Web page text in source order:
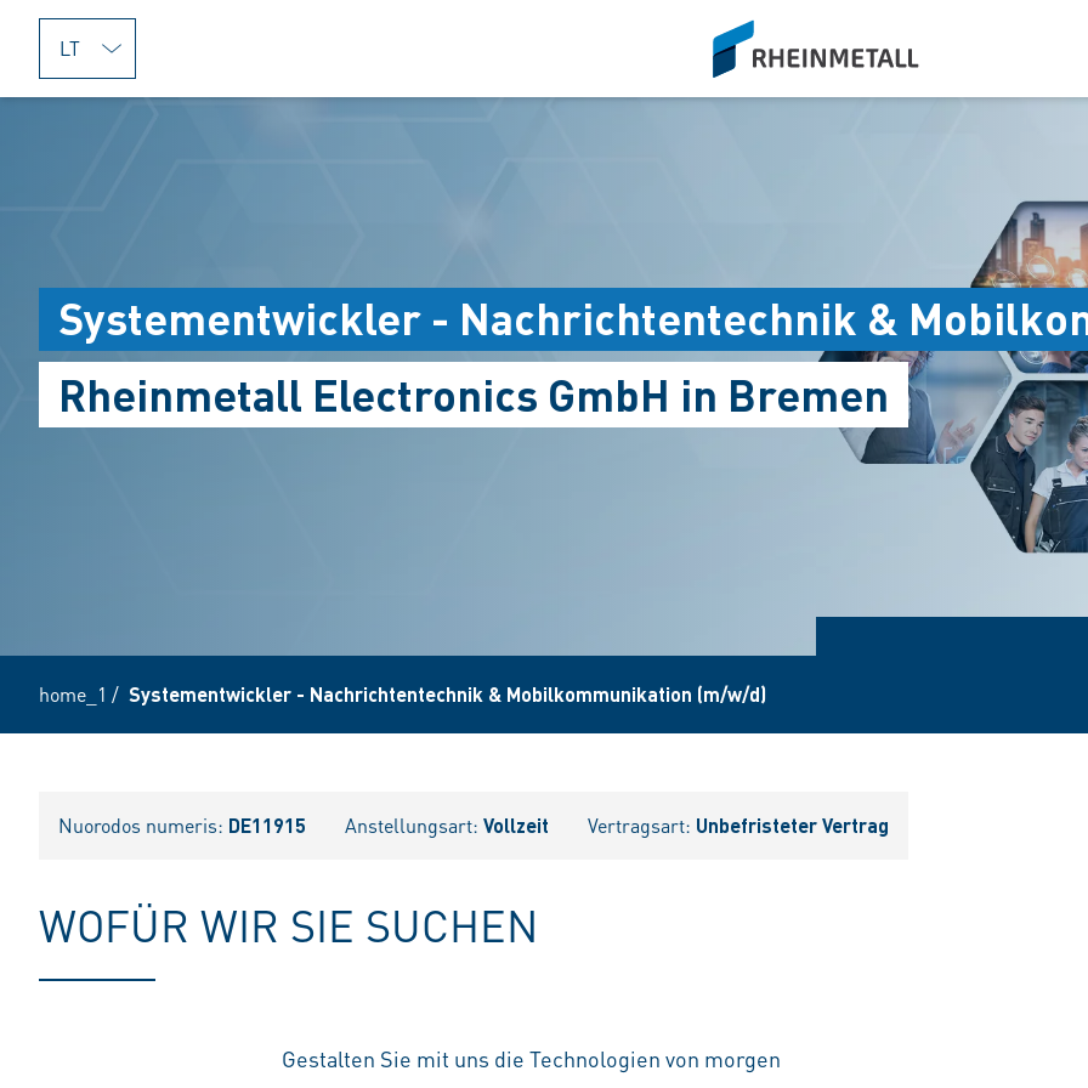
jumpToMain
siteLogo
Systementwickler - Nachrichtentechnik &
Rheinmetall Electronics GmbH in Bremen
home_1 / Systementwickler - Nachrichtentechnik & Mobilkommunikation (m/w/d)
Nuorodos numeris: DE11915 Anstellungsart: Vollzeit Vertragsart: Unbefristeter Vertrag
WOFÜR WIR SIE SUCHEN
Gestalten Sie mit uns die Technologien von morgen